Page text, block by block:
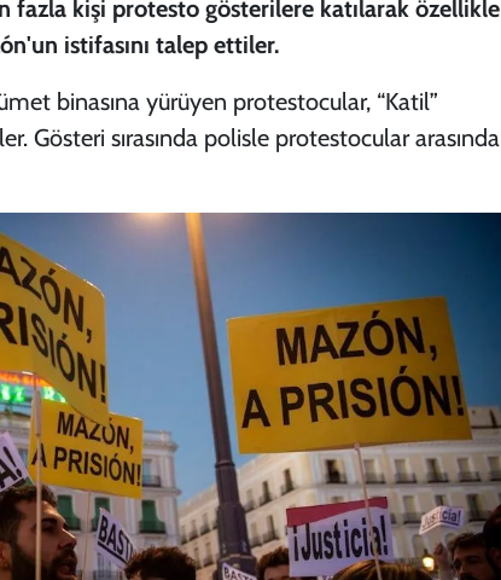
fazla kişi protesto gösterilere katılarak özellikle
istifasını talep ettiler.
binasına yürüyen protestocular, “Katil”
Gösteri sırasında polisle protestocular arasında